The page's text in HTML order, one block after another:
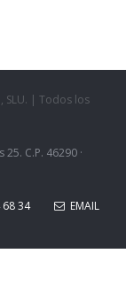
SLU. | Todos los
C.P. 46290 ·
68 34
EMAIL